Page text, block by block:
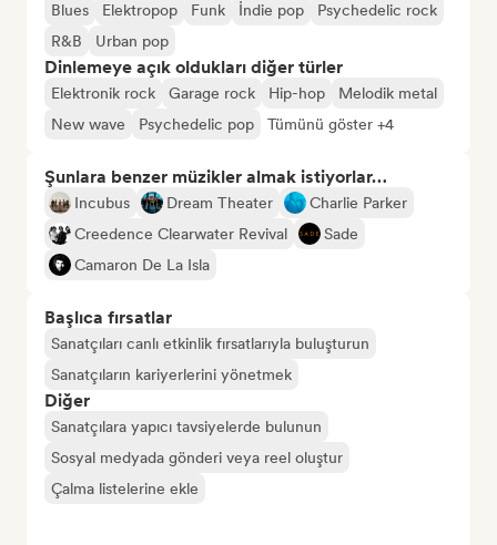
Blues Elektropop Funk İndie pop
Psychedelic rock
R&B
Urban pop
Dinlemeye açık oldukları diğer türler
Elektronik rock Garage rock Hip-hop
Melodik metal
New wave
Psychedelic pop Tümünü göster +4
Şunlara benzer müzikler almak istiyorlar…
Incubus Dream Theater
Charlie Parker
Creedence Clearwater Revival
Sade
Camaron De La Isla
Başlıca fırsatlar
Sanatçıları canlı etkinlik fırsatlarıyla buluşturun
Sanatçıların kariyerlerini yönetmek
Diğer
Sanatçılara yapıcı tavsiyelerde bulunun
Sosyal medyada gönderi veya reel oluştur
Çalma listelerine ekle